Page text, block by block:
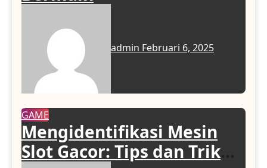
admin Februari 6, 2025
GAME
Mengidentifikasi Mesin
Slot Gacor: Tips dan Trik